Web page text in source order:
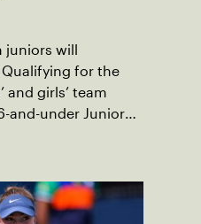
will
Qualifying for the
and girls’ team
and-under Junior